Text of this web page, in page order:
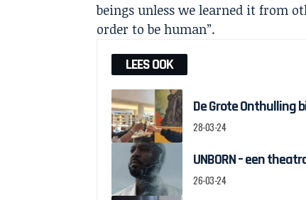
beings unless we learned it from
order to be human”.
LEES OOK
De Grote Onthulling
28-03-24
UNBORN – een
26-03-24